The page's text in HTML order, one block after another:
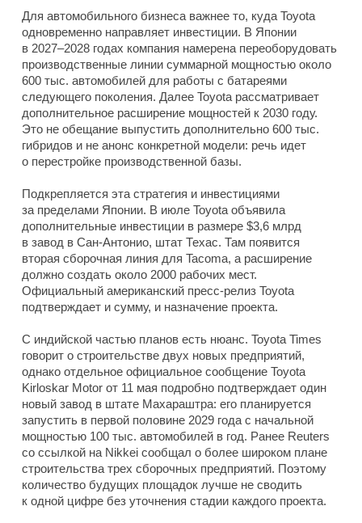
Для автомобильного бизнеса важнее то, куда Toyota
одновременно направляет инвестиции. В Японии
в 2027–2028 годах компания намерена переоборудовать
производственные линии суммарной мощностью около
600 тыс. автомобилей для работы с батареями
следующего поколения. Далее Toyota рассматривает
дополнительное расширение мощностей к 2030 году.
Это не обещание выпустить дополнительно 600 тыс.
гибридов и не анонс конкретной модели: речь идет
о перестройке производственной базы.
Подкрепляется эта стратегия и инвестициями
за пределами Японии. В июле Toyota объявила
дополнительные инвестиции в размере $3,6 млрд
в завод в Сан-Антонио, штат Техас. Там появится
вторая сборочная линия для Tacoma, а расширение
должно создать около 2000 рабочих мест.
Официальный американский пресс-релиз Toyota
подтверждает и сумму, и назначение проекта.
С индийской частью планов есть нюанс. Toyota Times
говорит о строительстве двух новых предприятий,
однако отдельное официальное сообщение Toyota
Kirloskar Motor от 11 мая подробно подтверждает один
новый завод в штате Махараштра: его планируется
запустить в первой половине 2029 года с начальной
мощностью 100 тыс. автомобилей в год. Ранее Reuters
со ссылкой на Nikkei сообщал о более широком плане
строительства трех сборочных предприятий. Поэтому
количество будущих площадок лучше не сводить
к одной цифре без уточнения стадии каждого проекта.